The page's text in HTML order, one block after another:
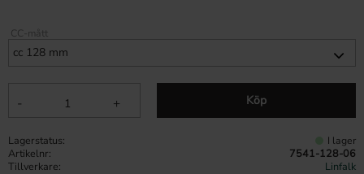
CC-mått
+
- Köp
Lagerstatus I lager
Artikelnr
7541-128-06
Tillverkare
Linfalk